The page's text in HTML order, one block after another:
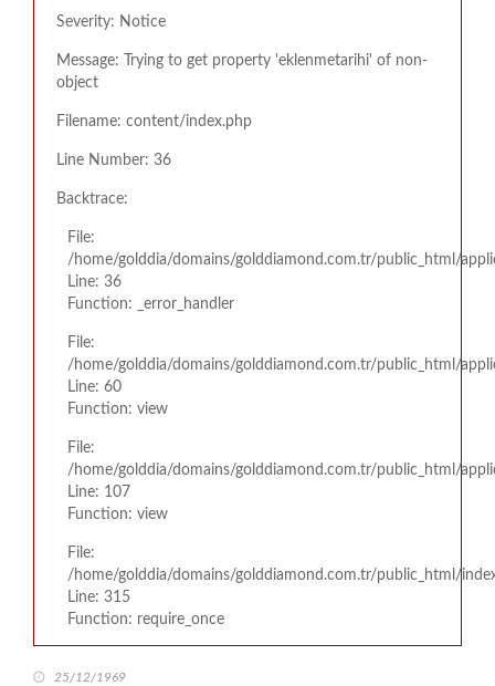
Severity: Notice
Message: Trying to get property 'eklenmetarihi' of non-
object
Filename: content/index.php
Line Number: 36
Backtrace:
File:
/home/golddia/domains/golddiamond.com.tr/public_html/
Line: 36
Function: _error_handler
File:
/home/golddia/domains/golddiamond.com.tr/public_html/
Line: 60
Function: view
File:
/home/golddia/domains/golddiamond.com.tr/public_html/
Line: 107
Function: view
File:
/home/golddia/domains/golddiamond.com.tr/public_html/
Line: 315
Function: require_once
25/12/1969